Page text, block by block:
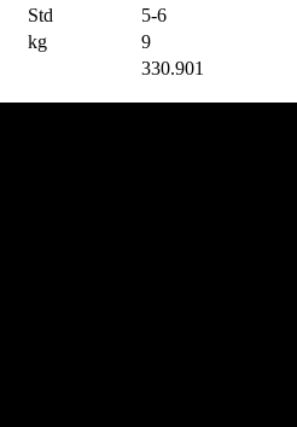
Std
5-6
kg
9
330.901